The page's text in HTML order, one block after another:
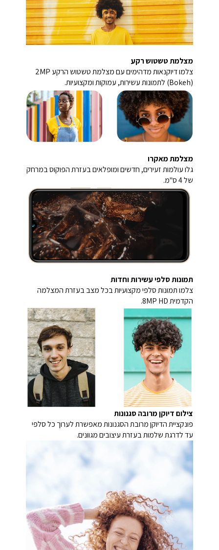
מצלמת טשטוש רקע
צלמו דיוקנאות מדהימים עם מצלמת טשטוש הרקע 2MP
(Bokeh) לתמונות עשירות, עמוקות ומקצועיות.
מצלמת מאקרו
גלו עולמות זעירים, חדשים ומופלאים בעזרת הפוקוס במרחק
של 4 ס"מ.
תמונות סלפי עשירות וחדות
צלמו תמונות סלפי מקצועיות בכל מצב בעזרת המצלמה
הקדמית 8MP HD.
צילום דיוקן מרובה סגנונות
פונקציית הדיוקן מרובת הסגנונות מאפשרת לערוך כל סלפי
עד לדרגת שלמות בעזרת עיצובים מגוונים.